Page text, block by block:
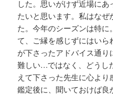
した。思いがけず近場に
たいと思います。私はなぜ
た。今年のシーズンは特
て、ご縁を感じずにはい
が下さったアドバイス通り
難しい…ではなく、どうし
えて下さった先生に心より
鑑定後に、聞いておけば